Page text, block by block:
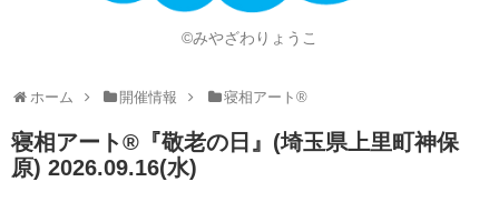
©みやざわりょうこ
ホーム 開催情報 寝相アート®
寝相アート®︎『敬老の日』(埼玉県上里町神保
原) 2026.09.16(水)
知的財産権